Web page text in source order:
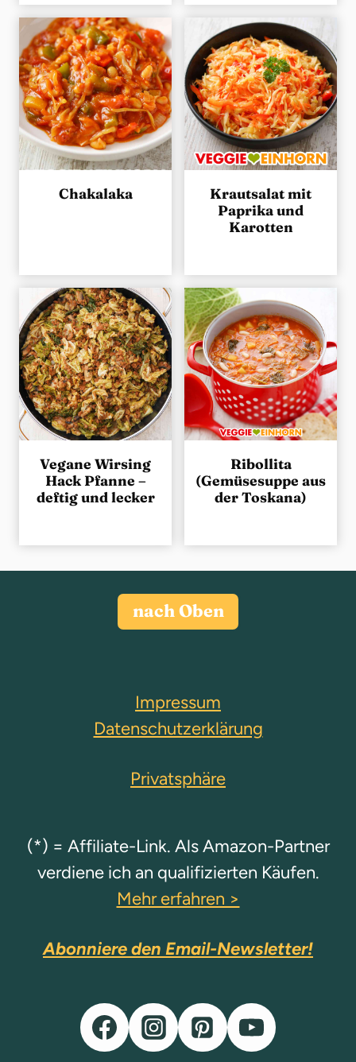
Chakalaka
Krautsalat mit
Paprika und
Karotten
Vegane Wirsing
Hack Pfanne –
deftig und lecker
Ribollita
(Gemüsesuppe aus
der Toskana)
nach Oben
Impressum
Datenschutzerklärung
Privatsphäre
(*) = Affiliate-Link. Als Amazon-Partner
verdiene ich an qualifizierten Käufen.
Mehr erfahren >
Abonniere den Email-Newsletter!